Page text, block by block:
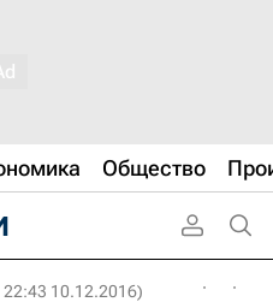
Общество
10.12.2016)